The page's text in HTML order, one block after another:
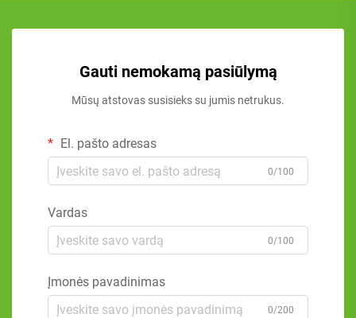
Gauti nemokamą pasiūlymą
Mūsų atstovas susisieks su jumis netrukus.
El. pašto adresas
0/100
Vardas
0/100
Įmonės pavadinimas
0/200